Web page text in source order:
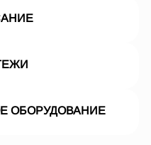
ОБОРУДОВАНИЕ